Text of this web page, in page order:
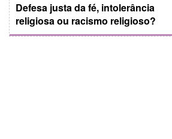
Defesa justa da fé, intolerância
religiosa ou racismo religioso?